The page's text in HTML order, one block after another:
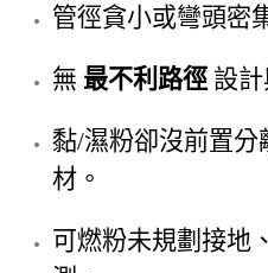
管徑貪小或彎頭密
無 最不利路徑 設計
黏/濕粉卻沒前置分
材。
可燃粉未規劃接地